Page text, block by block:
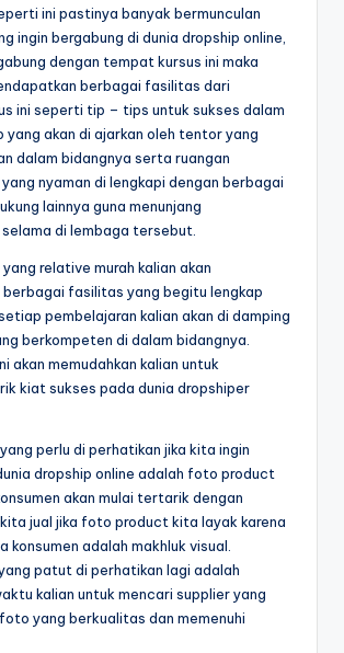
ini pastinya banyak bermunculan
ingin bergabung di dunia dropship online,
dengan tempat kursus ini maka
berbagai fasilitas dari
ini seperti tip – tips untuk sukses dalam
yang akan di ajarkan oleh tentor yang
dalam bidangnya serta ruangan
nyaman di lengkapi dengan berbagai
lainnya guna menunjang
di lembaga tersebut.
relative murah kalian akan
fasilitas yang begitu lengkap
pembelajaran kalian akan di damping
berkompeten di dalam bidangnya.
akan memudahkan kalian untuk
kiat sukses pada dunia dropshiper
perlu di perhatikan jika kita ingin
dropship online adalah foto product
akan mulai tertarik dengan
jual jika foto product kita layak karena
konsumen adalah makhluk visual.
patut di perhatikan lagi adalah
kalian untuk mencari supplier yang
yang berkualitas dan memenuhi